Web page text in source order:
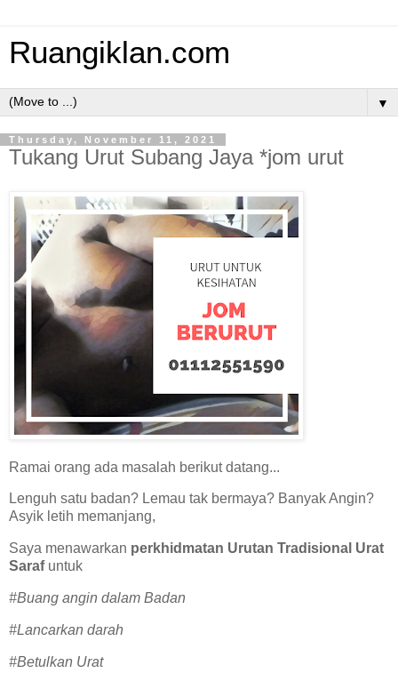
Ruangiklan.com
▼
Thursday, November 11, 2021
Tukang Urut Subang Jaya *jom urut
Ramai orang ada masalah berikut datang...
Lenguh satu badan? Lemau tak bermaya? Banyak Angin?
Asyik letih memanjang,
Saya menawarkan perkhidmatan Urutan Tradisional Urat
Sarafuntuk
#Buang angin dalam Badan
#Lancarkan darah
#Betulkan Urat